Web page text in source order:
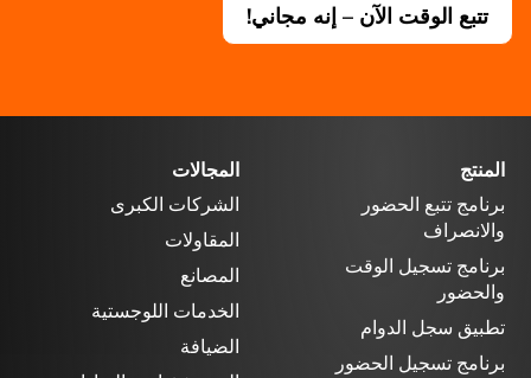
تتبع الوقت الآن – إنه مجاني!
المنتج
برنامج تتبع الحضور
والانصراف
برنامج تسجيل الوقت
والحضور
تطبيق سجل الدوام
برنامج تسجيل الحضور
المجالات
الشركات الكبرى
المقاولات
المصانع
الخدمات اللوجستية
الضيافة